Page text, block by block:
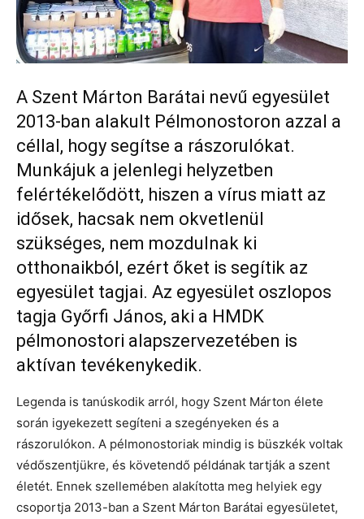
A Szent Márton Barátai nevű egyesület
2013-ban alakult Pélmonostoron azzal a
céllal, hogy segítse a rászorulókat.
Munkájuk a jelenlegi helyzetben
felértékelődött, hiszen a vírus miatt az
idősek, hacsak nem okvetlenül
szükséges, nem mozdulnak ki
otthonaikból, ezért őket is segítik az
egyesület tagjai. Az egyesület oszlopos
tagja Győrfi János, aki a HMDK
pélmonostori alapszervezetében is
aktívan tevékenykedik.
Legenda is tanúskodik arról, hogy Szent Márton élete
során igyekezett segíteni a szegényeken és a
rászorulókon. A pélmonostoriak mindig is büszkék voltak
védőszentjükre, és követendő példának tartják a szent
életét. Ennek szellemében alakította meg helyiek egy
csoportja 2013-ban a Szent Márton Barátai egyesületet,